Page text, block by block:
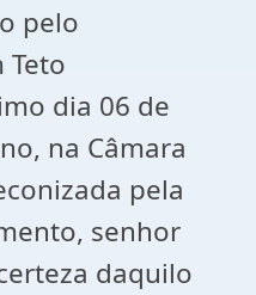
pelo
Teto
dia 06 de
na Câmara
pela
senhor
daquilo